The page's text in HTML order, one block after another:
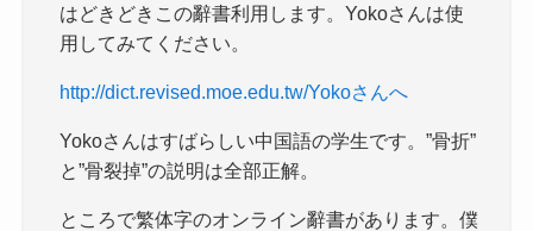
はどきどきこの辭書利用します。Yokoさんは使
用してみてください。
http://dict.revised.moe.edu.tw/Yokoさんへ
Yokoさんはすばらしい中国語の学生です。”骨折”
と”骨裂掉”の説明は全部正解。
ところで繁体字のオンライン辭書があります。僕